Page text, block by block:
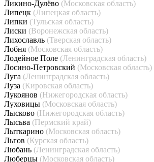
Ликино-Дулёво (Московская область)
Липецк (Липецкая область)
Липки (Тульская область)
Лиски (Воронежская область)
Лихославль (Тверская область)
Лобня (Московская область)
Лодейное Поле (Ленинградская область)
Лосино-Петровский (Московская область)
Луга (Ленинградская область)
Луза (Кировская область)
Лукоянов (Нижегородская область)
Луховицы (Московская область)
Лысково (Нижегородская область)
Лысьва (Пермский край)
Лыткарино (Московская область)
Льгов (Курская область)
Любань (Ленинградская область)
Люберцы (Московская область)